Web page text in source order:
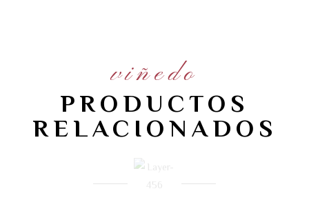
viñedo
PRODUCTOS
RELACIONADOS